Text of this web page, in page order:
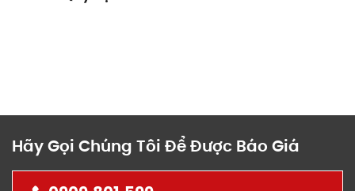
Hãy Gọi Chúng Tôi Để Được Báo Giá